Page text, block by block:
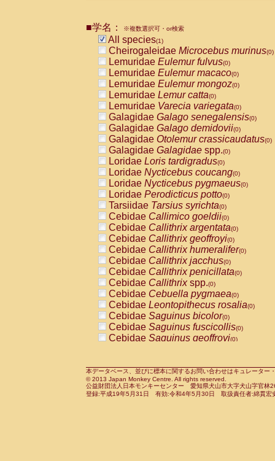
CebidaeCebus nigrivittatus
CebidaeCebus
CebidaeSaimiri boliviensis(0)
CebidaeSaimiri sciureus(0)
AtelidaeAlouatta caraya(0)
AtelidaeAlouatta fusca(0)
AtelidaeAlouatta seniculus
AtelidaeAlouattaspp.(0)
AtelidaeAteles belzebuth(0)
AtelidaeAteles geoffroyi(0)
AtelidaeAteles paniscus(0)
AtelidaeAtelesspp.(0)
Atelidae Lagothrix lagothricha
AtelidaeLagothrix lagothricha cana
PitheciidaeCacajao calvus
PitheciidaeCallicebus cupreus
PitheciidaeCallicebus donacophilus
PitheciidaeCallicebus moloch
PitheciidaeCallicebus torquatus
PitheciidaeCallicebusspp.(0)
PitheciidaeChiropotes satanas(0)
PitheciidaePithecia monachus
PitheciidaePithecia pithecia(0)
CercopithecidaeCercocebus agilis
CercopithecidaeCercocebus
CercopithecidaeCercocebus
CercopithecidaeCercocebus
CercopithecidaeCercocebus
CercopithecidaeCercocebushybrid
CercopithecidaePapio anubis(0)
CercopithecidaePapio cynocephalus
CercopithecidaePapio hamadryas(0)
■学名： ※複数選択可・or検索
All species(1)
Cheirogaleidae Microcebus murinus(0)
Lemuridae Eulemur fulvus(0)
Lemuridae Eulemur macaco(0)
Lemuridae Eulemur mongoz(0)
Lemuridae Lemur catta(0)
Lemuridae Varecia variegata(0)
Galagidae Galago senegalensis(0)
Galagidae Galago demidovii(0)
Galagidae Otolemur crassicaudatus(0)
Galagidae Galagidae spp.(0)
Loridae Loris tardigradus(0)
Loridae Nycticebus coucang(0)
Loridae Nycticebus pygmaeus(0)
Loridae Perodicticus potto(0)
Tarsiidae Tarsius syrichta(0)
Cebidae Callimico goeldii(0)
Cebidae Callithrix argentata(0)
Cebidae Callithrix geoffroyi(0)
Cebidae Callithrix humeralifer(0)
Cebidae Callithrix jacchus(0)
Cebidae Callithrix penicillata(0)
Cebidae Callithrixspp.(0)
Cebidae Cebuella pygmaea(0)
Cebidae Leontopithecus rosalia(0)
Cebidae Saguinus bicolor(0)
Cebidae Saguinus fuscicollis(0)
Cebidae Saguinus geoffroyi(0)
CebidaeSaguinus leucopus(0)
CebidaeSaguinus midas(0)
Cebidae Saguinus mystax(0)
本データベース、並びに標本に関するお問い合わせはキュレータ
© 2013 Japan Monkey Centre. All rights reserved.
公益財団法人日本モンキーセンター 愛知県犬山市大字犬山字官
登録:平成19年5月31日 有効:令和4年5月30日 取扱責任者:綿貫宏